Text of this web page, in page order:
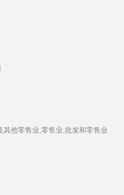
他零售业,零售业,批发和零售业